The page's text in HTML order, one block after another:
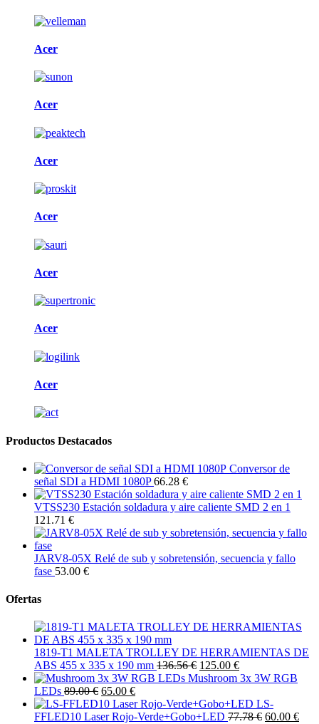
Acer
Acer
Acer
Acer
Acer
Acer
Acer
Productos Destacados
Conversor de
señal SDI a HDMI 1080P 66.28 €
VTSS230 Estación soldadura y aire caliente SMD 2 en 1
121.71 €
JARV8-05X Relé de sub y sobretensión, secuencia y fallo
fase 53.00 €
Ofertas
1819-T1 MALETA TROLLEY DE HERRAMIENTAS DE
ABS 455 x 335 x 190 mm 136.56 € 125.00 €
Mushroom 3x 3W RGB
LEDs 89.00 € 65.00 €
LS-
FFLED10 Laser Rojo-Verde+Gobo+LED 77.78 € 60.00 €